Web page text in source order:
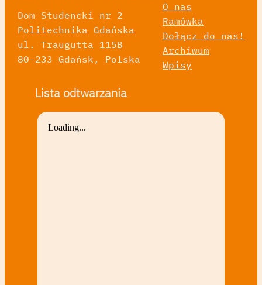
Dom Studencki nr 2
Politechnika Gdańska
ul. Traugutta 115B
80-233 Gdańsk, Polska
O nas
Ramówka
Dołącz do nas!
Archiwum
Wpisy
Lista odtwarzania